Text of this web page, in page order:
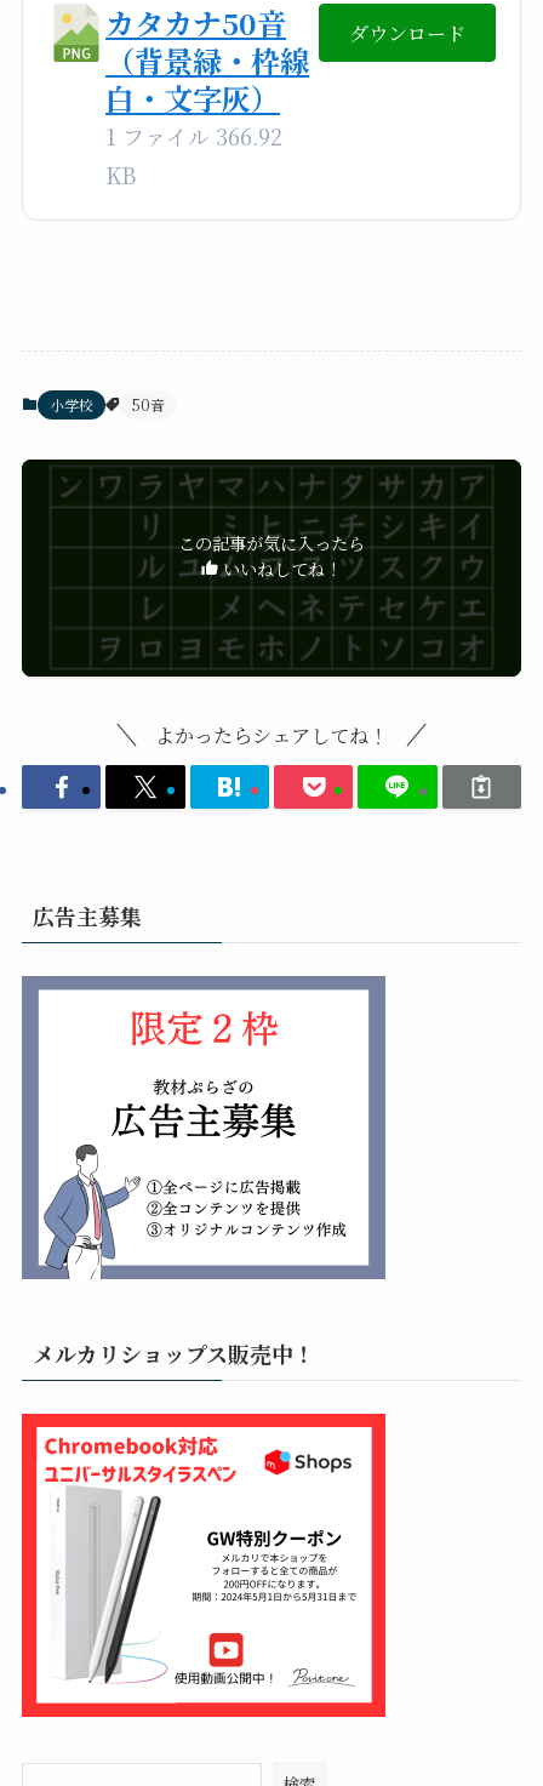
カタカナ50音
（背景緑・枠線
白・文字灰）
1 ファイル 366.92
KB
ダウンロード
小学校 50音
この記事が気に入ったら
いいねしてね！
よかったらシェアしてね！
広告主募集
メルカリショップス販売中！